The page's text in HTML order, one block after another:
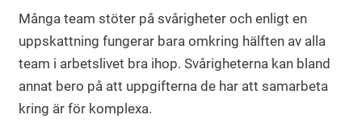
Många team stöter på svårigheter och enligt en
uppskattning fungerar bara omkring hälften av alla
team i arbetslivet bra ihop. Svårigheterna kan bland
annat bero på att uppgifterna de har att samarbeta
kring är för komplexa.